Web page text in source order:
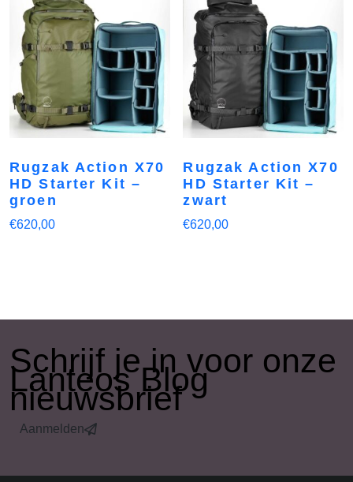
Rugzak Action X70
HD Starter Kit –
groen
€620,00
Rugzak Action X70
HD Starter Kit –
zwart
€620,00
​Schrijf je in voor onze
Lanteos Blog
nieuwsbrief
Aanmelden